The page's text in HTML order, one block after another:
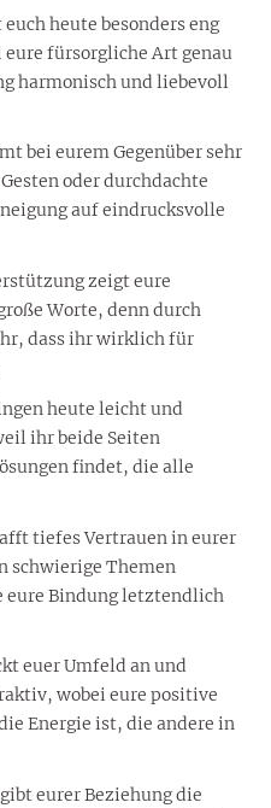
heute besonders eng
fürsorgliche Art genau
harmonisch und liebevoll
bei eurem Gegenüber sehr
oder durchdachte
auf eindrucksvolle
zeigt eure
Worte, denn durch
dass ihr wirklich für
heute leicht und
ihr beide Seiten
findet, die alle
tiefes Vertrauen in eurer
schwierige Themen
eure Bindung letztendlich
euer Umfeld an und
wobei eure positive
Energie ist, die andere in
eurer Beziehung die